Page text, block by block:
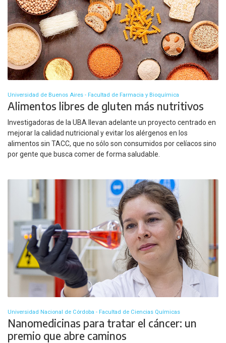
Universidad de Buenos Aires - Facultad de Farmacia y Bioquímica
Alimentos libres de gluten más nutritivos
Investigadoras de la UBA llevan adelante un proyecto centrado en
mejorar la calidad nutricional y evitar los alérgenos en los
alimentos sin TACC, que no sólo son consumidos por celíacos sino
por gente que busca comer de forma saludable.
Universidad Nacional de Córdoba - Facultad de Ciencias Químicas
Nanomedicinas para tratar el cáncer: un
premio que abre caminos